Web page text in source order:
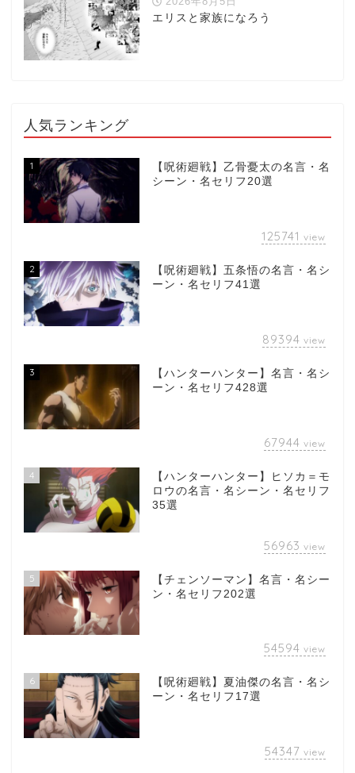
エリスと家族になろう
人気ランキング
1
【呪術廻戦】乙骨憂太の名言・名
シーン・名セリフ20選
125741 view
2
【呪術廻戦】五条悟の名言・名シ
ーン・名セリフ41選
89394 view
3
【ハンターハンター】名言・名シ
ーン・名セリフ428選
67944 view
4
【ハンターハンター】ヒソカ＝モ
ロウの名言・名シーン・名セリフ
35選
56963 view
5
【チェンソーマン】名言・名シー
ン・名セリフ202選
54594 view
6
【呪術廻戦】夏油傑の名言・名シ
ーン・名セリフ17選
54347 view